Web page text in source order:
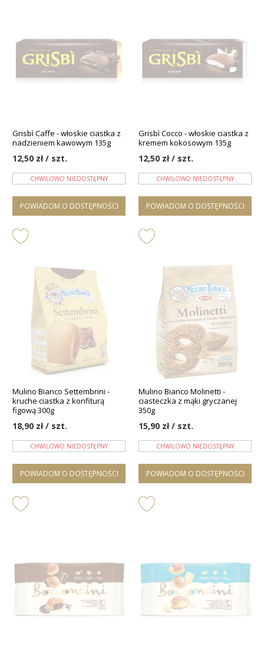
Grisbì Caffe - włoskie ciastka z
nadzieniem kawowym 135g
12,50 zł / szt.
CHWILOWO NIEDOSTĘPNY
POWIADOM O DOSTĘPNOŚCI
Grisbì Cocco - włoskie ciastka z
kremem kokosowym 135g
12,50 zł / szt.
CHWILOWO NIEDOSTĘPNY
POWIADOM O DOSTĘPNOŚCI
Mulino Bianco Settembrini -
kruche ciastka z konfiturą
figową 300g
18,90 zł / szt.
CHWILOWO NIEDOSTĘPNY
POWIADOM O DOSTĘPNOŚCI
Mulino Bianco Molinetti -
ciasteczka z mąki gryczanej
350g
15,90 zł / szt.
CHWILOWO NIEDOSTĘPNY
POWIADOM O DOSTĘPNOŚCI